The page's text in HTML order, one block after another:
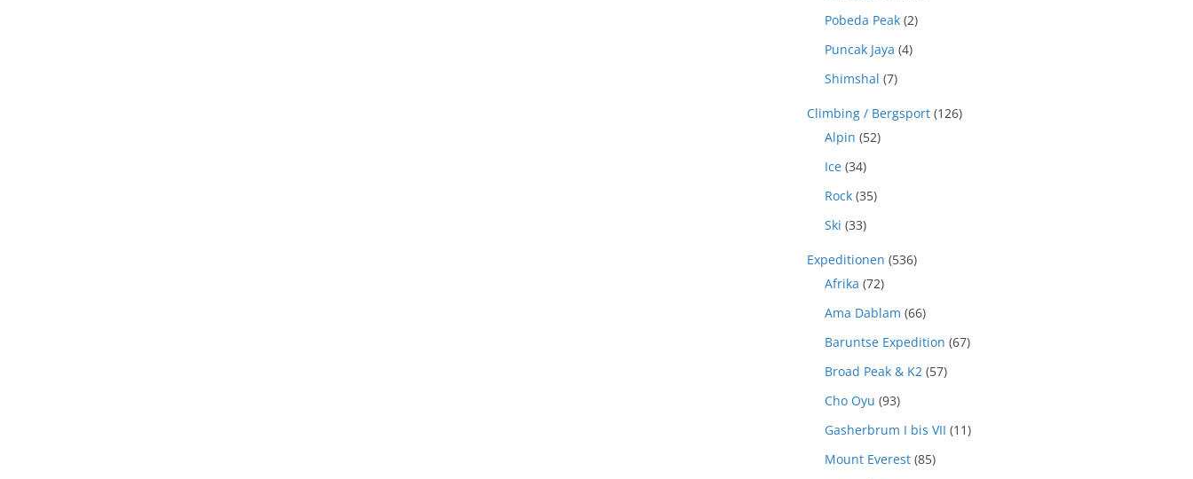
Pobeda Peak (2)
Puncak Jaya (4)
Shimshal (7)
Climbing / Bergsport (126)
Alpin (52)
Ice (34)
Rock (35)
Ski (33)
Expeditionen (536)
Afrika (72)
Ama Dablam (66)
Baruntse Expedition (67)
Broad Peak & K2 (57)
Cho Oyu (93)
Gasherbrum I bis VII (11)
Mount Everest (85)